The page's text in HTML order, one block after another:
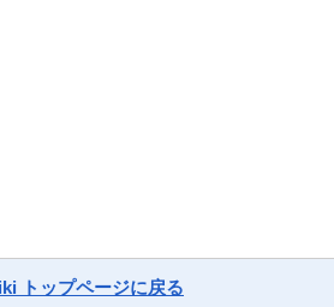
トップページに戻る